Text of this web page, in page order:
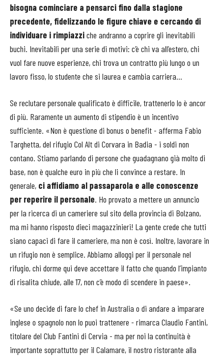
bisogna cominciare a pensarci fino dalla stagione
precedente, fidelizzando le figure chiave e cercando di
individuare i rimpiazziche andranno a coprire gli inevitabili
buchi. Inevitabili per una serie di motivi: c’è chi va all’estero, chi
vuol fare nuove esperienze, chi trova un contratto più lungo o un
lavoro fisso, lo studente che si laurea e cambia carriera...
Se reclutare personale qualificato è difficile, trattenerlo lo è ancor
di più. Raramente un aumento di stipendio è un incentivo
sufficiente. «Non è questione di bonus o benefit - afferma Fabio
Targhetta, del rifugio Col Alt di Corvara in Badia - i soldi non
contano. Stiamo parlando di persone che guadagnano già molto di
base, non è qualche euro in più che li convince a restare. In
generale, ci affidiamo al passaparola e alle conoscenze
per reperire il personale. Ho provato a mettere un annuncio
per la ricerca di un cameriere sul sito della provincia di Bolzano,
ma mi hanno risposto dieci magazzinieri! La gente crede che tutti
siano capaci di fare il cameriere, ma non è così. Inoltre, lavorare in
un rifugio non è semplice. Abbiamo alloggi per il personale nel
rifugio, chi dorme qui deve accettare il fatto che quando l’impianto
di risalita chiude, alle 17, non c’è modo di scendere in paese».
«Se uno decide di fare lo chef in Australia o di andare a imparare
inglese o spagnolo non lo puoi trattenere - rimarca Claudio Fantini,
titolare del Club Fantini di Cervia - ma per noi la continuità è
importante soprattutto per il Calamare, il nostro ristorante alla